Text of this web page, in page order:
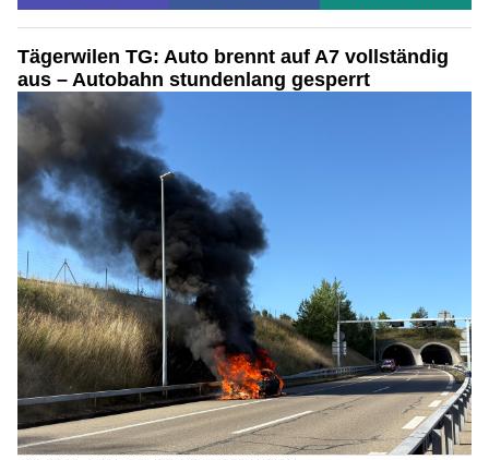
Tägerwilen TG: Auto brennt auf A7 vollständig
aus – Autobahn stundenlang gesperrt